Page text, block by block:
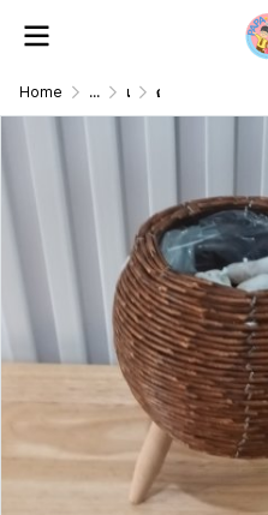
Home ... แจกัน/ตะกร้า/กระถางต้นไม้ดอกไม้ปลอม Vase/Basket/Pot ตะกร้าสานหวายเทียม (พลาสติก) ขาตั้งไม้ Wicker basket (plastic) with a wooden stand